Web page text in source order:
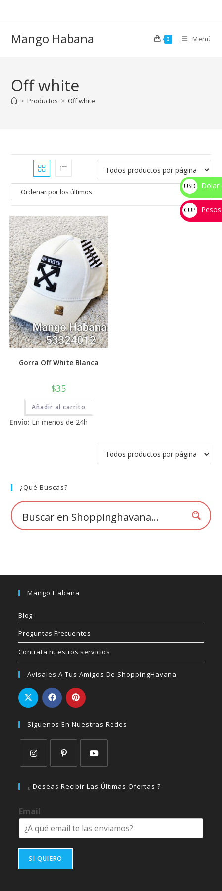
Mango Habana 0 Menú
Off white
> Productos > Off white
Gorra Off White Blanca
$35
Añadir al carrito
Envío: En menos de 24h
¿Qué Buscas?
Mango Habana
Blog
Preguntas Frecuentes
Contrata nuestros servicios
Avísales A Tus Amigos De ShoppingHavana
Síguenos En Nuestras Redes
abre
una
nueva
pestaña
abre
nueva
pestaña
abre
nueva
pestaña
¿ Deseas Recibir Las Últimas Ofertas ?
Email
SI QUIERO
USD
$
Dolar
CUP
💰
Pesos